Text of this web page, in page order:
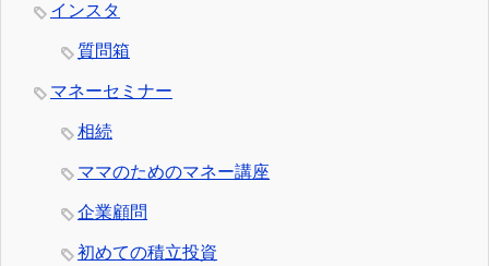
インスタ
質問箱
マネーセミナー
相続
ママのためのマネー講座
企業顧問
初めての積立投資